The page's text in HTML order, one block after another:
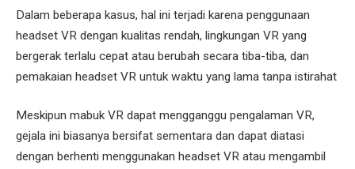
Dalam beberapa kasus, hal ini terjadi karena penggunaan
headset VR dengan kualitas rendah, lingkungan VR yang
bergerak terlalu cepat atau berubah secara tiba-tiba, dan
pemakaian headset VR untuk waktu yang lama tanpa istirahat
Meskipun mabuk VR dapat mengganggu pengalaman VR,
gejala ini biasanya bersifat sementara dan dapat diatasi
dengan berhenti menggunakan headset VR atau mengambil